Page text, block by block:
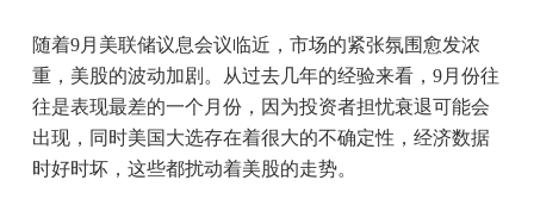
随着9月美联储议息会议临近，市场的紧张氛围愈发浓
重，美股的波动加剧。从过去几年的经验来看，9月份往
往是表现最差的一个月份，因为投资者担忧衰退可能会
出现，同时美国大选存在着很大的不确定性，经济数据
时好时坏，这些都扰动着美股的走势。